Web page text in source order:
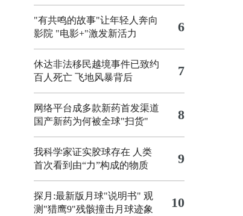
"有共鸣的故事"让年轻人奔向
影院 "电影+"激发新活力 6
休达非法移民越境事件已致约
百人死亡 飞地风暴背后 7
网络平台成多款新药首发渠道
国产新药为何被全球"扫货"
8
我科学家证实胶球存在 人类
首次看到由“力”构成的物质
9
探月:最新版月球"说明书" 观
测"猎鹰9"残骸撞击月球迹象
10